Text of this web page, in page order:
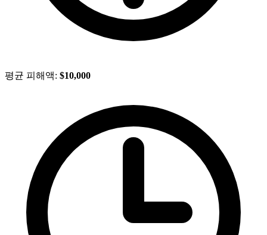
평균 피해액: $10,000